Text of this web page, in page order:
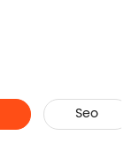
Seo